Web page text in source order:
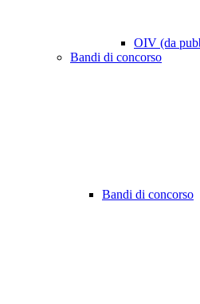
OIV (da
Bandi di concorso
Bandi di concorso